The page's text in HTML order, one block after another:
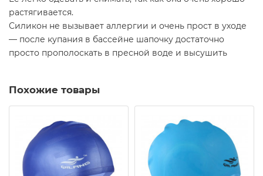
растягивается.
Силикон не вызывает аллергии и очень прост в уходе
— после купания в бассейне шапочку достаточно
просто прополоскать в пресной воде и высушить
Похожие товары